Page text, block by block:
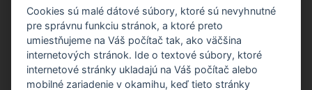
E:recepcia@formfactory.sk
Form Factory Slovakia s.r.o., Ružová dolina 480/6, 821 08
Bratislava
Za publikovaný obsah sú zodpovední jednotliví autori.
Cookies sú malé dátové súbory, ktoré sú nevyhnutné
pre správnu funkciu stránok, a ktoré preto
umiestňujeme na Váš počítač tak, ako väčšina
internetových stránok. Ide o textové súbory, ktoré
internetové stránky ukladajú na Váš počítač alebo
mobilné zariadenie v okamihu, keď tieto stránky